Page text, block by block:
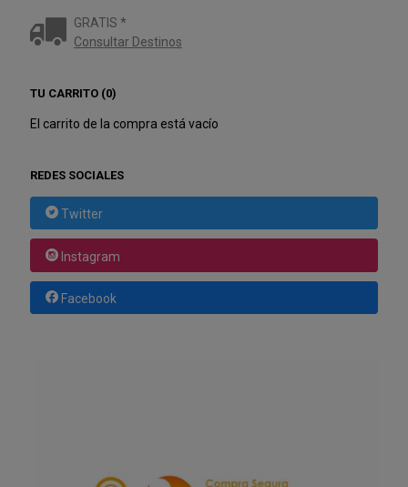
GRATIS *
Consultar Destinos
TU CARRITO (0)
El carrito de la compra está vacío
REDES SOCIALES
Twitter
Instagram
Facebook